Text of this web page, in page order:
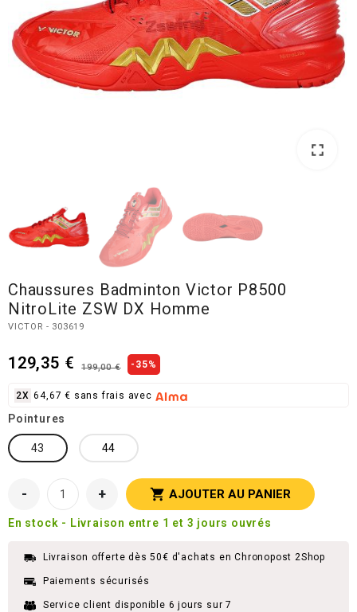
fullscreen
fullscreen
Chaussures Badminton Victor P8500
NitroLite ZSW DX Homme
VICTOR - 303619
129,35 € 199,00 € -35%
2X 64,67 € sans frais avec
Pointures
43 44
- +  AJOUTER AU PANIER
En stock - Livraison entre 1 et 3 jours ouvrés
Livraison offerte dès 50€ d'achats en Chronopost 2Shop
Paiements sécurisés
Service client disponible 6 jours sur 7